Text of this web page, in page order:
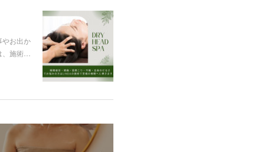
やお出か
施術…